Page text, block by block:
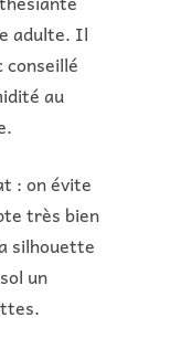
adulte. Il
conseillé
au
: on évite
très bien
silhouette
un